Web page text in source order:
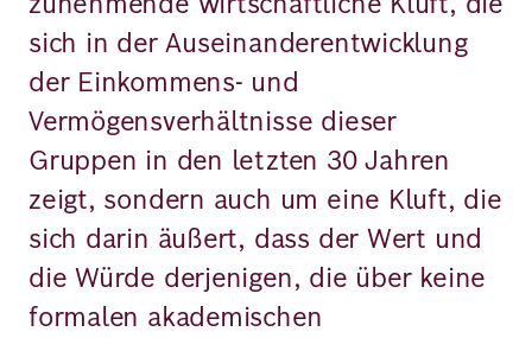
sich in der Auseinanderentwicklung
der Einkommens- und
Vermögensverhältnisse dieser
Gruppen in den letzten 30 Jahren
zeigt, sondern auch um eine Kluft, die
sich darin äußert, dass der Wert und
die Würde derjenigen, die über keine
formalen akademischen